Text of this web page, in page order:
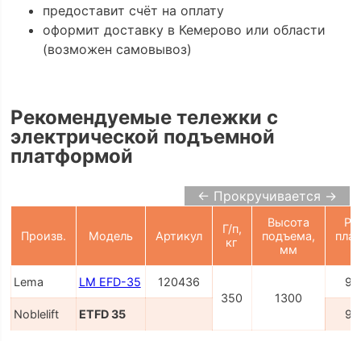
предоставит счёт на оплату
оформит доставку в Кемерово или области
(возможен самовывоз)
Рекомендуемые тележки с
электрической подъемной
платформой
← Прокручивается →
Произв. Модель Артикул
Г/п,
кг
Высота
подъема,
мм
Lema LM EFD-35
120436
350
1300
Noblelift ETFD 35